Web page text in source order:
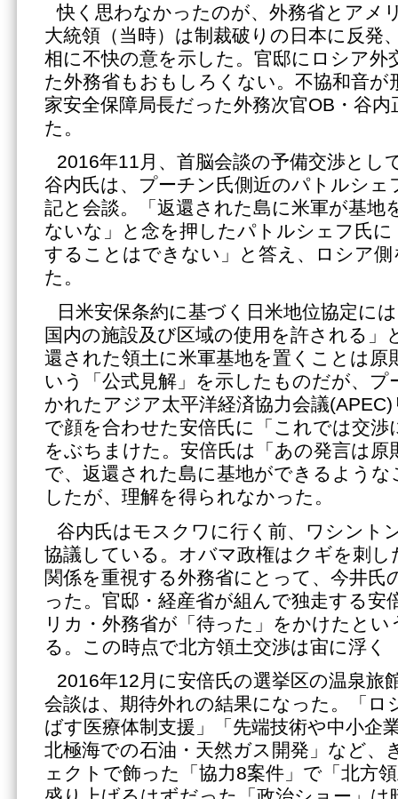
快く思わなかったのが、外務省とアメ
大統領（当時）は制裁破りの日本に反発
相に不快の意を示した。官邸にロシア外
た外務省もおもしろくない。不協和音が
家安全保障局長だった外務次官OB・谷
た。
2016年11月、首脳会談の予備交渉とし
谷内氏は、プーチン氏側近のパトルシェ
記と会談。「返還された島に米軍が基地
ないな」と念を押したパトルシェフ氏
することはできない」と答え、ロシア
た。
日米安保条約に基づく日米地位協定に
国内の施設及び区域の使用を許される」
還された領土に米軍基地を置くことは原
いう「公式見解」を示したものだが、プ
かれたアジア太平洋経済協力会議
で顔を合わせた安倍氏に「これでは交渉
をぶちまけた。安倍氏は「あの発言は原
で、返還された島に基地ができるよう
したが、理解を得られなかった。
谷内氏はモスクワに行く前、ワシント
協議している。オバマ政権はクギを刺
関係を重視する外務省にとって、今井氏
った。官邸・経産省が組んで独走する安
リカ・外務省が「待った」をかけたとい
る。この時点で北方領土交渉は宙に浮く
2016年12月に安倍氏の選挙区の温泉旅
会談は、期待外れの結果になった。「ロ
ばす医療体制支援」「先端技術や中小企
北極海での石油・天然ガス開発」など、
ェクトで飾った「協力8案件」で「北方